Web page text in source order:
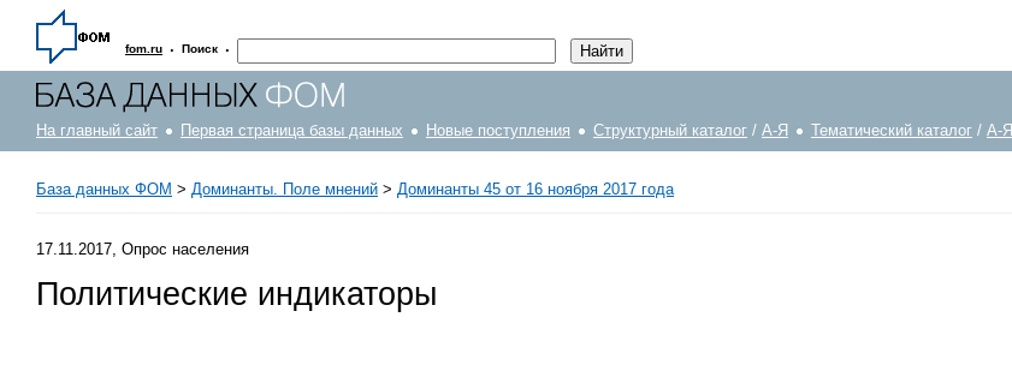
fom.ru · Поиск ·
На главный сайт Первая страница базы данных Новые поступления Структурный каталог / А-Я Тематический каталог / А-Я
База данных ФОМ > Доминанты. Поле мнений > Доминанты 45 от 16 ноября 2017 года
17.11.2017, Опрос населения
Политические индикаторы